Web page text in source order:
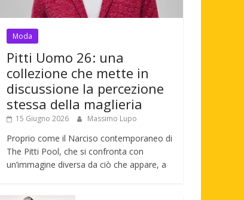
Moda
Pitti Uomo 26: una
collezione che mette in
discussione la percezione
stessa della maglieria
15 Giugno 2026 Massimo Lupo
Proprio come il Narciso contemporaneo di
The Pitti Pool, che si confronta con
un’immagine diversa da ciò che appare, a